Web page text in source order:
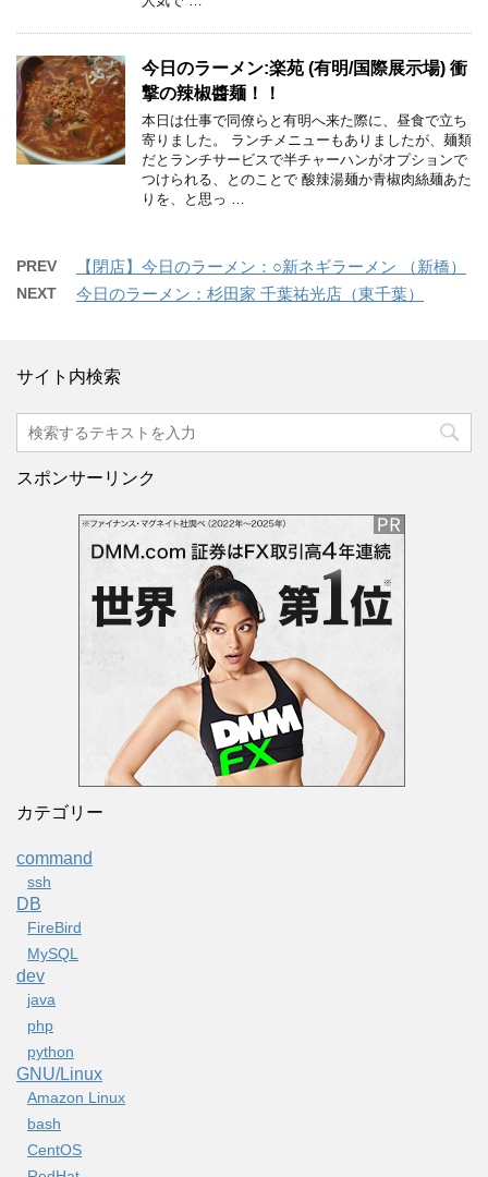
今日のラーメン:楽苑 (有明/国際展示場) 衝
撃の辣椒醬麺！！
本日は仕事で同僚らと有明へ来た際に、昼食で立ち
寄りました。 ランチメニューもありましたが、麺類
だとランチサービスで半チャーハンがオプションで
つけられる、とのことで 酸辣湯麺か青椒肉絲麺あた
りを、と思っ …
PREV 【閉店】今日のラーメン：○新ネギラーメン （新橋）
NEXT 今日のラーメン：杉田家 千葉祐光店（東千葉）
サイト内検索
スポンサーリンク
カテゴリー
command
ssh
DB
FireBird
MySQL
dev
java
php
python
GNU/Linux
Amazon Linux
bash
CentOS